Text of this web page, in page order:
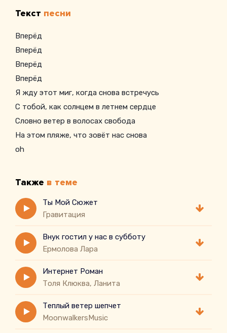
Текст песни
Вперёд
Вперёд
Вперёд
Вперёд
Я жду этот миг, когда снова встречусь
С тобой, как солнцем в летнем сердце
Словно ветер в волосах свобода
На этом пляже, что зовёт нас снова
oh
Также в теме
Ты Мой Сюжет
Гравитация
Внук гостил у нас в субботу
Eрмолова Лара
Интернет Роман
Толя Клюква, Ланита
Теплый ветер шепчет
MoonwalkersMusic